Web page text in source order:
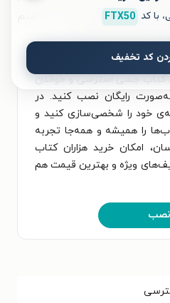
که همه چیز را در ذهنم
ذهنم آشفته نبود.»
کتاب جسی استرسی و خواندن
رایگان نصب کنید. در
خود را شخصی‌سازی کنید و
را همیشه و همه‌جا تجربه
امکان خرید هزاران کتاب
ویژه و بهترین قیمت هم
نصب
با کد FTX50
کد تخفیف